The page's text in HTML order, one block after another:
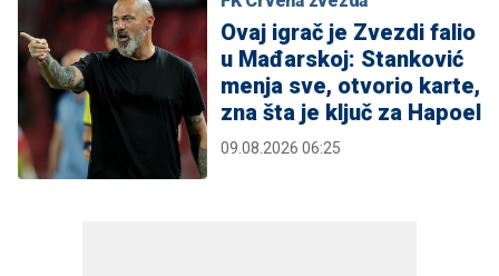
Ovaj igrač je Zvezdi falio
u Mađarskoj: Stanković
menja sve, otvorio karte,
zna šta je ključ za Hapoel
09.08.2026 06:25